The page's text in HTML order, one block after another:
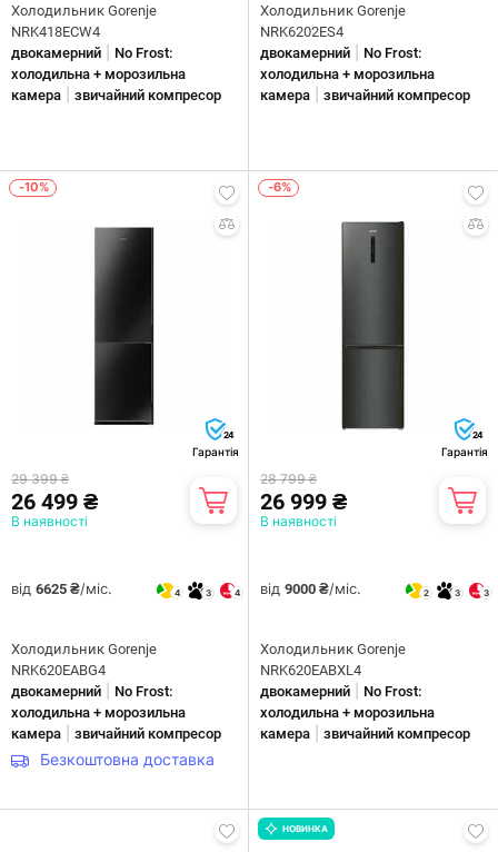
Холодильник Gorenje
NRK418ECW4
двокамерний
No Frost:
холодильна + морозильна
камера
звичайний компресор
Холодильник Gorenje
NRK6202ES4
двокамерний
No Frost:
холодильна + морозильна
камера
звичайний компресор
-10%
24
Гарантія
29 399 ₴
26 499 ₴
В наявності
від 6625 ₴/міс. 4 3 4
Холодильник Gorenje
NRK620EABG4
двокамерний
No Frost:
холодильна + морозильна
камера
звичайний компресор
Безкоштовна доставка
-6%
24
Гарантія
28 799 ₴
26 999 ₴
В наявності
від 9000 ₴/міс. 2 3 3
Холодильник Gorenje
NRK620EABXL4
двокамерний
No Frost:
холодильна + морозильна
камера
звичайний компресор
НОВИНКА